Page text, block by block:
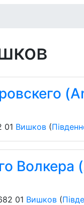
01 Вишков (
Волкера
01 Вишков (